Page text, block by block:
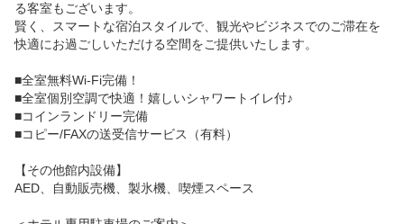
る客室もございます。
賢く、スマートな宿泊スタイルで、観光やビジネスでのご滞在を
快適にお過ごしいただける空間をご提供いたします。
■全室無料Wi-Fi完備！
■全室個別空調で快適！嬉しいシャワートイレ付♪
■コインランドリー完備
■コピー/FAXの送受信サービス（有料）
【その他館内設備】
AED、自動販売機、製氷機、喫煙スペース